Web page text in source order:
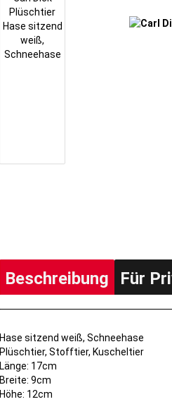
Beschreibung Für
Hase sitzend weiß, Schneehase
Plüschtier, Stofftier, Kuscheltier
Länge: 17cm
Breite: 9cm
Höhe: 12cm